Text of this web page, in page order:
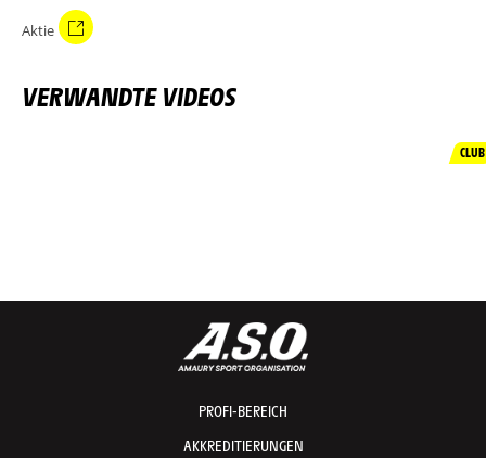
Aktie
VERWANDTE VIDEOS
CLUB
PROFI-BEREICH
AKKREDITIERUNGEN